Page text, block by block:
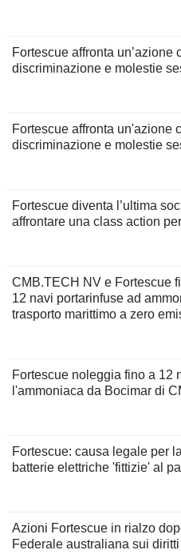
Fortescue affronta un’azione
discriminazione e molestie
Fortescue affronta un'azione
discriminazione e molestie
Fortescue diventa l’ultima
affrontare una class action
CMB.TECH NV e Fortescue
12 navi portarinfuse ad
trasporto marittimo a zero
Fortescue noleggia fino a 12
l'ammoniaca da Bocimar di
Fortescue: causa legale per
batterie elettriche 'fittizie' al
Azioni Fortescue in rialzo
Federale australiana sui